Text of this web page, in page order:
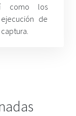
como los
de